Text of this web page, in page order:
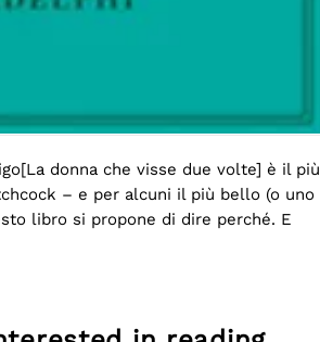
donna che visse due volte] è il più
– e per alcuni il più bello (o uno
libro si propone di dire perché. E